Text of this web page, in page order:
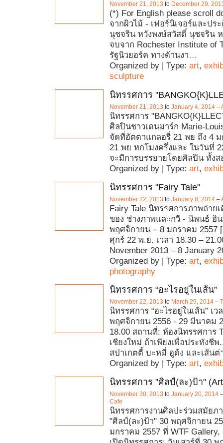
November 21, 2013 to December 29,
(*) For English please scroll
จากผิวไม้ - เฟอร์นิเจอร์และปร
นุชจริน หวังพงษ์สวัสดิ์ นุชจริน
จบจาก Rochester Institute of
รัฐนิวยอร์ค ทางด้านงา…
Organized by | Type: art,
sculpture
นิทรรศการ
November 21, 2013 to January 4, 2014 –
นิทรรศการ
ศิลปินชาวเดนมาร์ก Marie-
จัดที่อัตตาแกลอรี่ 21 พย ถึง 4
21 พย หกโมงครึ่งและ ในวันที่
จะมีการบรรยายโดยศิลปิน ทั้งส
Organized by | Type: art,
นิทรรศการ "Fairy Tale"
November 22, 2013 to January 8, 2014 –
Fairy Tale นิทรรศการภาพถ่าย
ของ ช่างภาพและกวี - นิพนธ์ อิ
พฤศจิกายน – 8 มกราคม 2557
ศุกร์ 22 พ.ย. เวลา 18.30 –
November 2013 – 8 January
Organized by | Type: art,
photography
นิทรรศการ “อะไรอยู่ในเส้น”
November 22, 2013 to March 29, 2014 –
นิทรรศการ “อะไรอยู่ในเส้น” เว
พฤศจิกายน 2556 - 29 มีนาคม
18.00 สถานที่: ห้องนิทรรศการ
เชียงใหม่ ถ้าเพียงเพื่อประทังชีพ
สปาเกตตี้ บะหมี่ อูด้ง และเส้นต่
Organized by | Type: art,
นิทรรศการ "ศิลป์(ละ)ป้า"
November 30, 2013 to January 20, 2014
Cafe
นิทรรศการงานศิลปะร่วมสมัยภ
"ศิลป์(ละ)ป้า" 30 พฤศจิกายน
มกราคม 2557 ที่ WTF Gallery,